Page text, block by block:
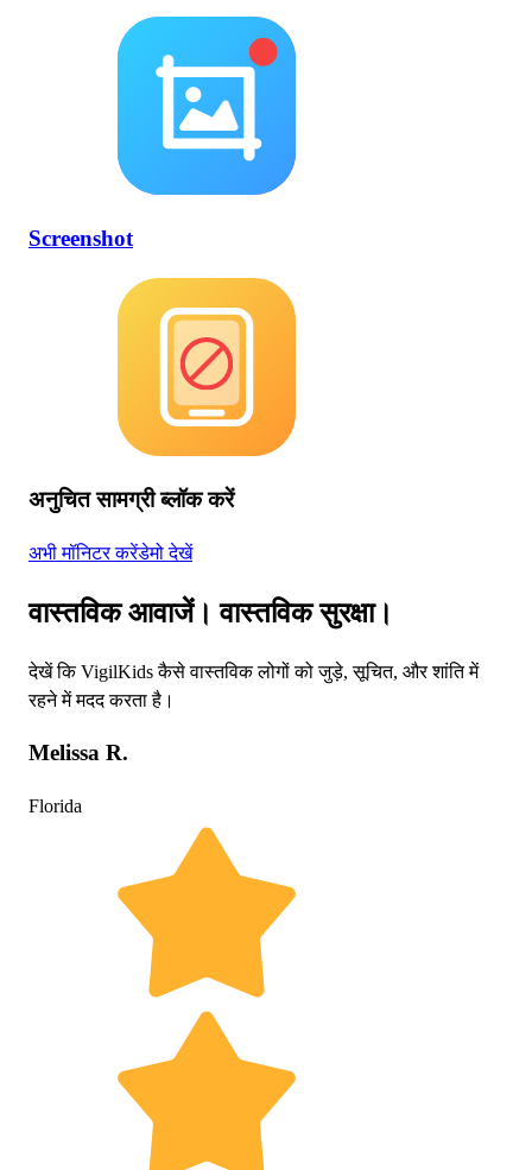
Screenshot
अनुचित सामग्री ब्लॉक करें
अभी मॉनिटर करेंडेमो देखें
वास्तविक आवाजें। वास्तविक सुरक्षा।
देखें कि VigilKids कैसे वास्तविक लोगों को जुड़े, सूचित, और शांति में
रहने में मदद करता है।
Melissa R.
Florida